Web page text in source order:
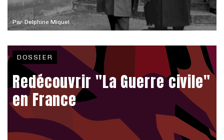
ParDelphine Miquel
DOSSIER
Redécouvrir "La Guerre civile"
en France